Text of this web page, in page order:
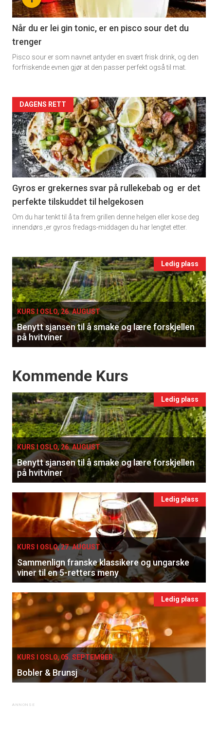
section
11
Dagens
rett
Når du er lei gin tonic, er en pisco sour det du
trenger
Pisco sour er som navnet antyder en svært frisk drink, og den
forfriskende evnen gjør at den passer perfekt også til mat.
Artikler
detail
-
section
11
Ukens
vin
DAGENS RETT
Gyros er grekernes svar på rullekebab og er det
perfekte tilskuddet til helgekosen
Om du har tenkt til å ta frem grillen denne helgen eller kose deg
innendørs ,er gyros fredags-middagen du har lengtet etter.
Events
single
Ledig plass
KURS I OSLO, 26. AUGUST
Benytt sjansen til å smake og lære forskjellen
på hvitviner
Events
Kommende Kurs
Ledig plass
KURS I OSLO, 26. AUGUST
Benytt sjansen til å smake og lære forskjellen
på hvitviner
Ledig plass
KURS I OSLO, 27. AUGUST
Sammenlign franske klassikere og ungarske
viner til en 5-retters meny
Ledig plass
KURS I OSLO, 05. SEPTEMBER
Bobler & Brunsj